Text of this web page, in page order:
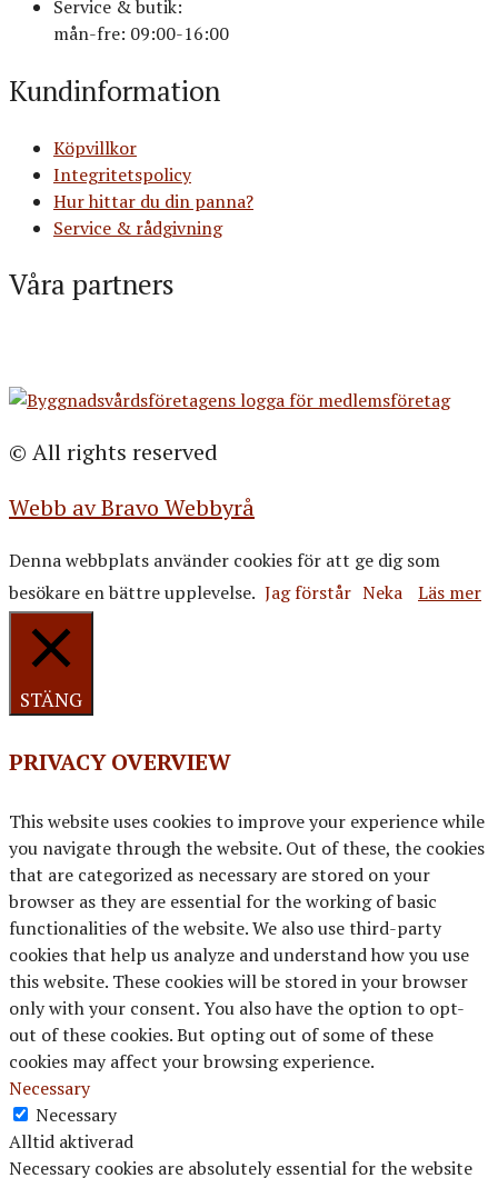
Service & butik:
mån-fre: 09:00-16:00
Kundinformation
Köpvillkor
Integritetspolicy
Hur hittar du din panna?
Service & rådgivning
Våra partners
© All rights reserved
Webb av Bravo Webbyrå
Denna webbplats använder cookies för att ge dig som
besökare en bättre upplevelse. Jag förstår Neka Läs mer
STÄNG
PRIVACY OVERVIEW
This website uses cookies to improve your experience while
you navigate through the website. Out of these, the cookies
that are categorized as necessary are stored on your
browser as they are essential for the working of basic
functionalities of the website. We also use third-party
cookies that help us analyze and understand how you use
this website. These cookies will be stored in your browser
only with your consent. You also have the option to opt-
out of these cookies. But opting out of some of these
cookies may affect your browsing experience.
Necessary
Necessary
Alltid aktiverad
Necessary cookies are absolutely essential for the website